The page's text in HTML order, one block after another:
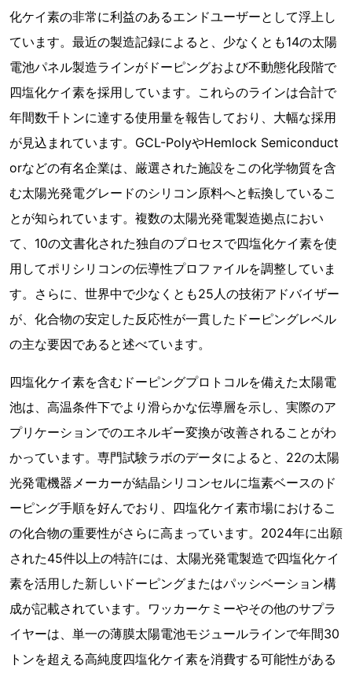
化ケイ素の非常に利益のあるエンドユーザーとして浮上し
ています。最近の製造記録によると、少なくとも14の太陽
電池パネル製造ラインがドーピングおよび不動態化段階で
四塩化ケイ素を採用しています。これらのラインは合計で
年間数千トンに達する使用量を報告しており、大幅な採用
が見込まれています。GCL-PolyやHemlock Semiconduct
orなどの有名企業は、厳選された施設をこの化学物質を含
む太陽光発電グレードのシリコン原料へと転換しているこ
とが知られています。複数の太陽光発電製造拠点におい
て、10の文書化された独自のプロセスで四塩化ケイ素を使
用してポリシリコンの伝導性プロファイルを調整していま
す。さらに、世界中で少なくとも25人の技術アドバイザー
が、化合物の安定した反応性が一貫したドーピングレベル
の主な要因であると述べています。
四塩化ケイ素を含むドーピングプロトコルを備えた太陽電
池は、高温条件下でより滑らかな伝導層を示し、実際のア
プリケーションでのエネルギー変換が改善されることがわ
かっています。専門試験ラボのデータによると、22の太陽
光発電機器メーカーが結晶シリコンセルに塩素ベースのド
ーピング手順を好んでおり、四塩化ケイ素市場におけるこ
の化合物の重要性がさらに高まっています。2024年に出願
された45件以上の特許には、太陽光発電製造で四塩化ケイ
素を活用した新しいドーピングまたはパッシベーション構
成が記載されています。ワッカーケミーやその他のサプラ
イヤーは、単一の薄膜太陽電池モジュールラインで年間30
トンを超える高純度四塩化ケイ素を消費する可能性がある